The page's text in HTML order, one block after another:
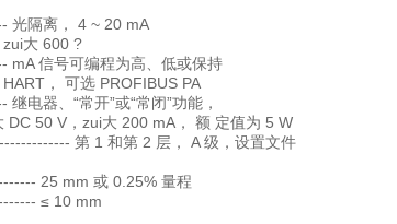
光隔离， 4 ~ 20 mA
大 600 ?
mA 信号可编程为高、低或保持
， 可选 PROFIBUS PA
电器、“常开”或“常闭”功能，
zui大 200 mA， 额 定值为 5 W
第 1 和第 2 层， A 级，设置文件
25 mm 或 0.25% 量程
≤ 10 mm